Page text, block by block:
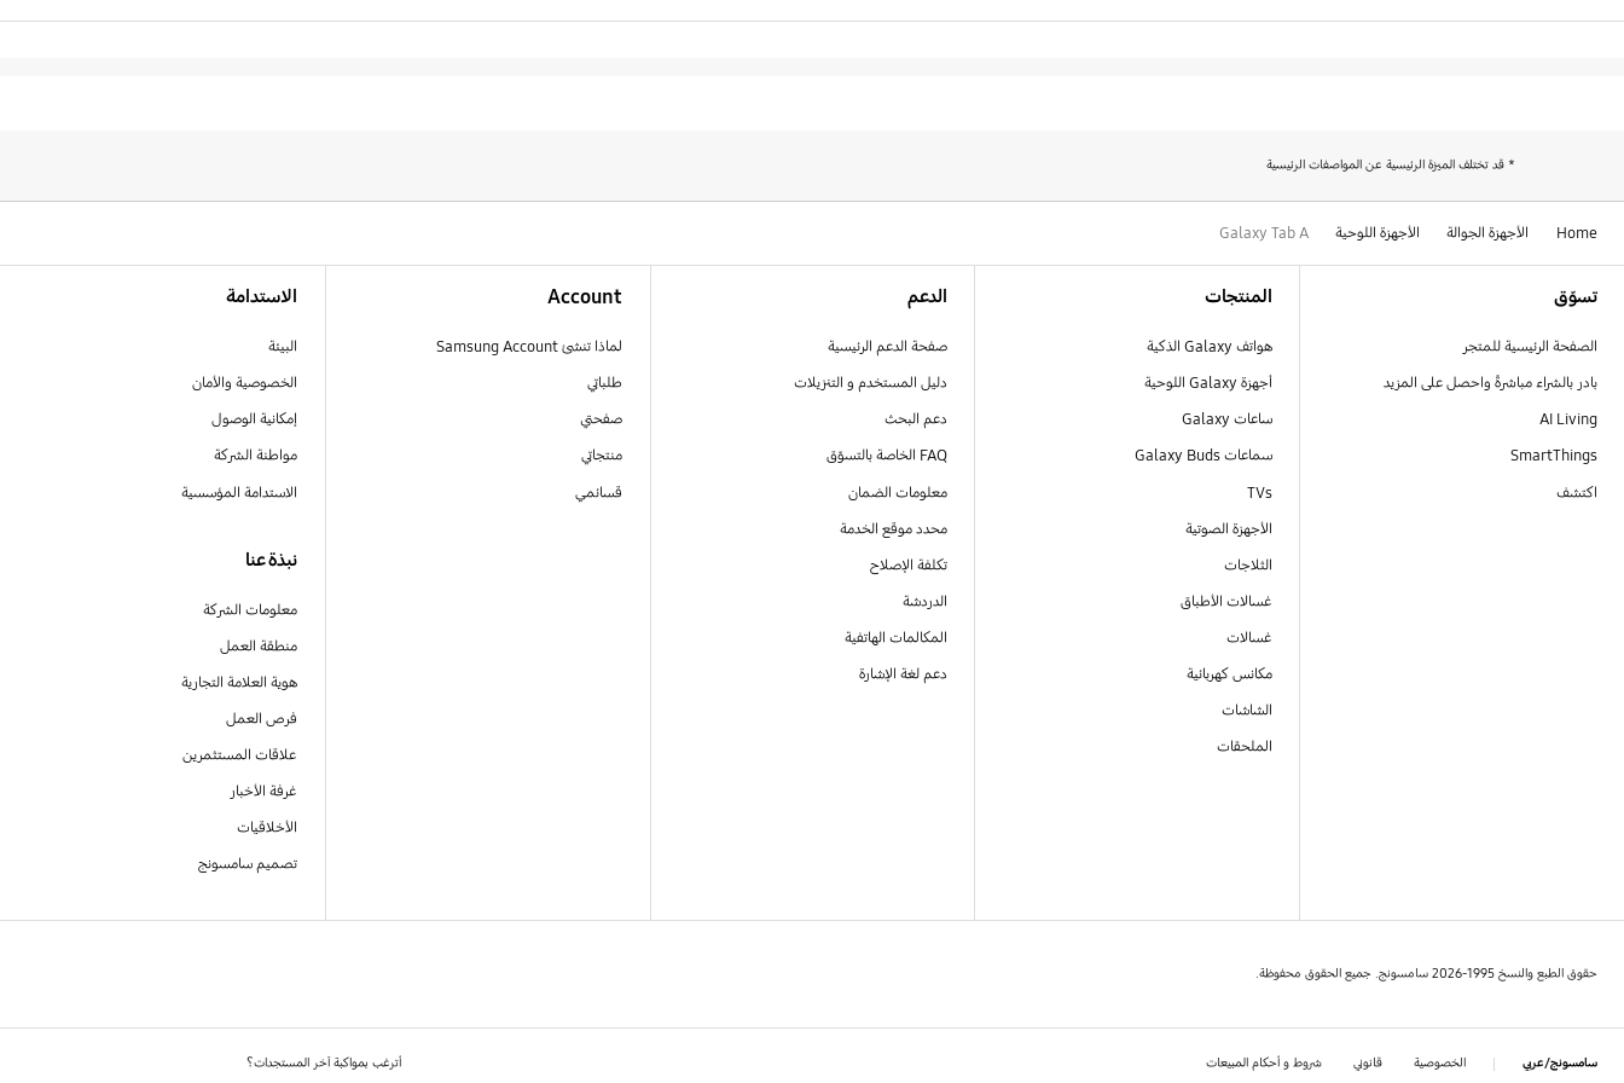
* قد تختلف الميزة الرئيسية عن المواصفات الرئيسية
Home الأجهزة الجوالة الأجهزة اللوحية Galaxy Tab A
تسوّق
الصفحة الرئيسية للمتجر
بادر بالشراء مباشرةً واحصل على المزيد
AI Living
SmartThings
اكتشف
المنتجات
هواتف Galaxy الذكية
أجهزة Galaxy اللوحية
ساعات Galaxy
سماعات Galaxy Buds
TVs
الأجهزة الصوتية
الثلاجات
غسالات الأطباق
غسالات
مكانس كهربائية
الشاشات
الملحقات
الدعم
صفحة الدعم الرئيسية
دليل المستخدم و التنزيلات
دعم البحث
FAQ الخاصة بالتسوّق
معلومات الضمان
محدد موقع الخدمة
تكلفة الإصلاح
الدردشة
المكالمات الهاتفية
دعم لغة الإشارة
Account
لماذا تنشئ Samsung Account
طلباتي
صفحتي
منتجاتي
قسائمي
الاستدامة
البيئة
الخصوصية والأمان
إمكانية الوصول
مواطنة الشركة
الاستدامة المؤسسية
نبذة عنا
معلومات الشركة
منطقة العمل
هوية العلامة التجارية
فرص العمل
علاقات المستثمرين
غرفة الأخبار
الأخلاقيات
تصميم سامسونج
حقوق الطبع والنسخ 1995-2026 سامسونج. جميع الحقوق محفوظة.
سامسونج/عربي الخصوصية قانوني شروط و أحكام المبيعات أترغب بمواكبة آخر المستجدات؟